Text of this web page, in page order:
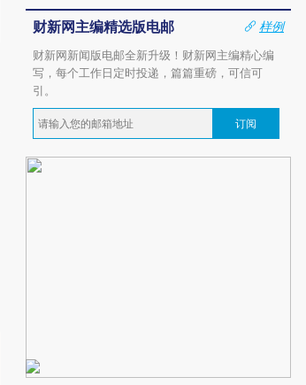
财新网主编精选版电邮
样例
财新网新闻版电邮全新升级！财新网主编精心编
写，每个工作日定时投递，篇篇重磅，可信可
引。
订阅